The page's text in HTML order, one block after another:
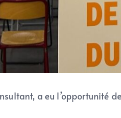
a eu l’opportunité